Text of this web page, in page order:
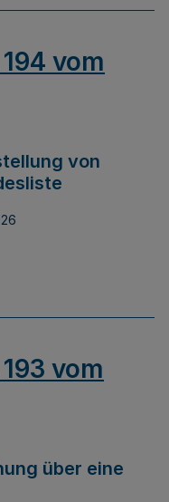
vom
von
vom
über eine